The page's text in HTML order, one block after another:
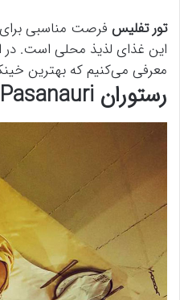
تور تفلیس فرصت مناسبی
این غذای لذیذ محلی است. در
معرفی می‌کنیم که بهترین
رستوران Pasanauri